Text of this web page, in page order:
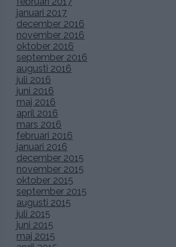
januari 2017
december 2016
november 2016
oktober 2016
september 2016
augusti 2016
juli 2016
juni 2016
maj 2016
april 2016
mars 2016
februari 2016
januari 2016
december 2015
november 2015
oktober 2015
september 2015
augusti 2015
juli 2015
juni 2015
maj 2015